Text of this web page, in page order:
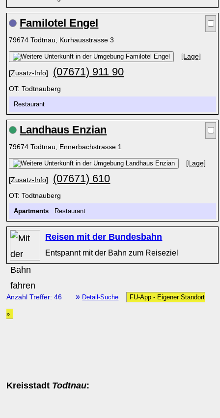
Familotel Engel
79674 Todtnau, Kurhausstrasse 3
[Lage]
[Zusatz-Info] (07671) 911 90
OT: Todtnauberg
Restaurant
Landhaus Enzian
79674 Todtnau, Ennerbachstrasse 1
[Lage]
[Zusatz-Info] (07671) 610
OT: Todtnauberg
Apartments Restaurant
Reisen mit der Bundesbahn
Entspannt mit der Bahn zum Reiseziel
Anzahl Treffer: 46 » Detail-Suche FU-App - Eigener Standort
»
Kreisstadt Todtnau: